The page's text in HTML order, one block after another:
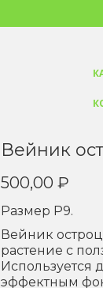
Вейник
500,00 ₽
Размер Р9.
Вейник
растение с
Используется
эффектным